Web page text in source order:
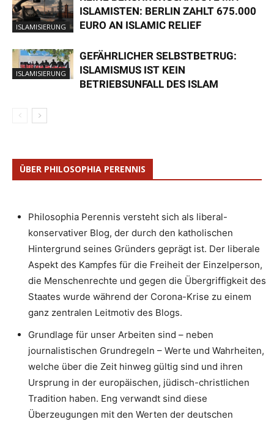
ISLAMISIERUNG
ISLAMISTEN: BERLIN ZAHLT 675.000
EURO AN ISLAMIC RELIEF
ISLAMISIERUNG
GEFÄHRLICHER SELBSTBETRUG:
ISLAMISMUS IST KEIN
BETRIEBSUNFALL DES ISLAM
ÜBER PHILOSOPHIA PERENNIS
Philosophia Perennis versteht sich als liberal-
konservativer Blog, der durch den katholischen
Hintergrund seines Gründers geprägt ist. Der liberale
Aspekt des Kampfes für die Freiheit der Einzelperson,
die Menschenrechte und gegen die Übergriffigkeit des
Staates wurde während der Corona-Krise zu einem
ganz zentralen Leitmotiv des Blogs.
Grundlage für unser Arbeiten sind – neben
journalistischen Grundregeln – Werte und Wahrheiten,
welche über die Zeit hinweg gültig sind und ihren
Ursprung in der europäischen, jüdisch-christlichen
Tradition haben. Eng verwandt sind diese
Überzeugungen mit den Werten der deutschen